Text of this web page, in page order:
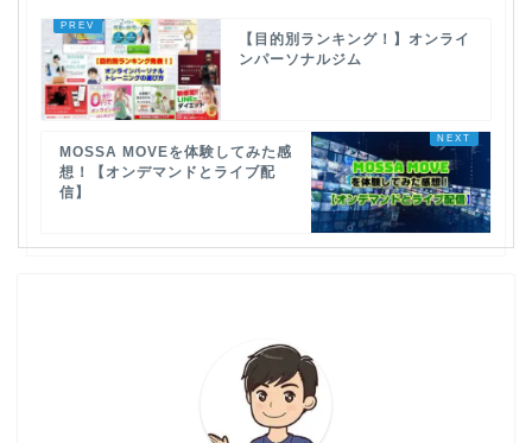
【目的別ランキング！】オンライ
ンパーソナルジム
MOSSA MOVEを体験してみた感
想！【オンデマンドとライブ配
信】